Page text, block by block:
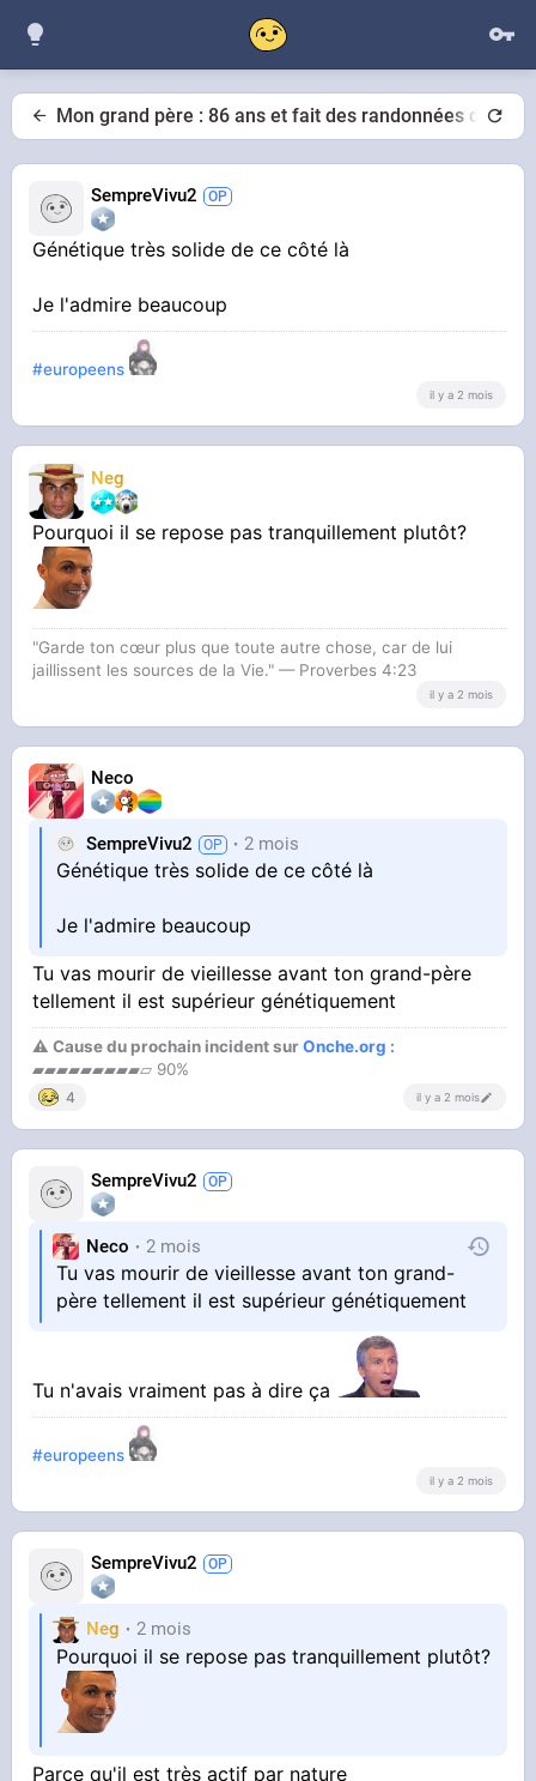
Mon grand père : 86 ans et fait des randonnées de 3h
SempreVivu2
Génétique très solide de ce côté là
Je l'admire beaucoup
#europeens
il y a 2 mois
Neg
Pourquoi il se repose pas tranquillement plutôt?
"Garde ton cœur plus que toute autre chose, car de lui
jaillissent les sources de la Vie." — Proverbes 4:23
il y a 2 mois
Neco
SempreVivu2 2 mois
Génétique très solide de ce côté là
Je l'admire beaucoup
Tu vas mourir de vieillesse avant ton grand-père
tellement il est supérieur génétiquement
⚠ Cause du prochain incident surOnche.org :
▰▰▰▰▰▰▰▰▰▱ 90%
4 il y a 2 mois
SempreVivu2
Neco 2 mois
Tu vas mourir de vieillesse avant ton grand-
père tellement il est supérieur génétiquement
Tu n'avais vraiment pas à dire ça
#europeens
il y a 2 mois
SempreVivu2
Neg 2 mois
Pourquoi il se repose pas tranquillement plutôt?
Parce qu'il est très actif par nature